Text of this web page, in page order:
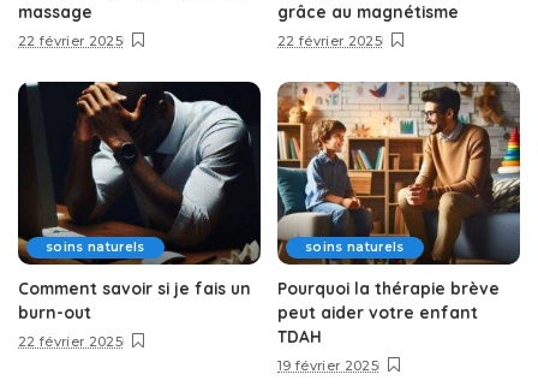
massage
22 février 2025
grâce au magnétisme
22 février 2025
soins naturels
Comment savoir si je fais un
burn-out
22 février 2025
soins naturels
Pourquoi la thérapie brève
peut aider votre enfant
TDAH
19 février 2025